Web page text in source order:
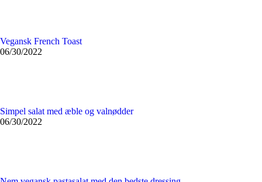
Vegansk French Toast
06/30/2022
Simpel salat med æble og valnødder
06/30/2022